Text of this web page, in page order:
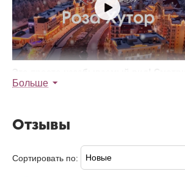
и наслаждаемся видами на курорт "Роза
Больше
Отзывы
Сортировать по: